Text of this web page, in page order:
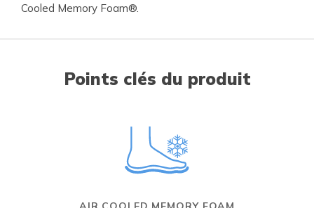
Cooled Memory Foam®.
Points clés du produit